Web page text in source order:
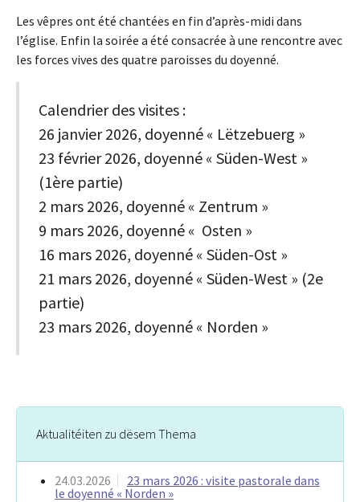
Les vêpres ont été chantées en fin d’après-midi dans
l’église. Enfin la soirée a été consacrée à une rencontre avec
les forces vives des quatre paroisses du doyenné.
Calendrier des visites :
26 janvier 2026, doyenné « Lëtzebuerg »
23 février 2026, doyenné « Süden-West »
(1ère partie)
2 mars 2026, doyenné « Zentrum »
9 mars 2026, doyenné « Osten »
16 mars 2026, doyenné « Süden-Ost »
21 mars 2026, doyenné « Süden-West » (2e
partie)
23 mars 2026, doyenné « Norden »
Aktualitéiten zu dësem Thema
24.03.2026
23 mars 2026 : visite pastorale dans
le doyenné « Norden »